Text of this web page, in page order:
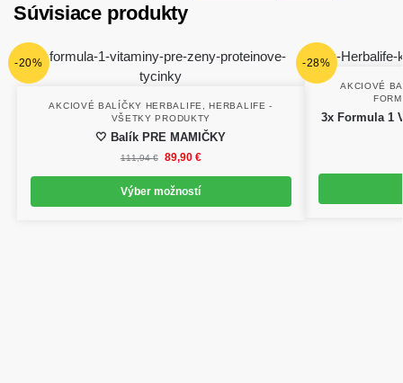
Súvisiace produkty
-20%
AKCIOVÉ BALÍČKY HERBALIFE ,HERBALIFE -
VŠETKY PRODUKTY
🤍 Balík PRE MAMIČKY
111,94€ 89,90 €
Výber možností
-28%
AKCIOVÉ
3x Formula 1